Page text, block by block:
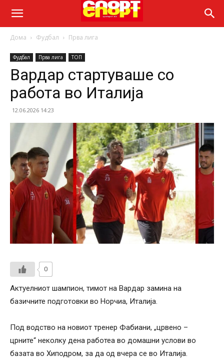
Дома Фудбал Прва лига
Фудбал Прва лига ТОП
Вардар стартуваше со
работа во Италија
12.06.2026 14:23
0
Актуелниот шампион, тимот на Вардар замина на
базичните подготовки во Норчиа, Италија.
Под водство на новиот тренер Фабиани, „црвено –
црните“ неколку дена работеа во домашни услови во
базата во Хиподром, за да од вчера се во Италија.